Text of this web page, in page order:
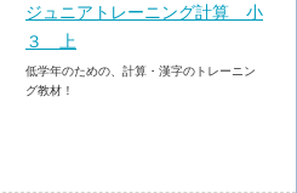
ジュニアトレーニング計算 小
３ 上
低学年のための、計算・漢字のトレーニン
グ教材！